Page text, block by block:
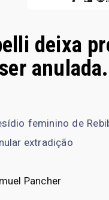
deixa
feminino de
extradição
Pancher